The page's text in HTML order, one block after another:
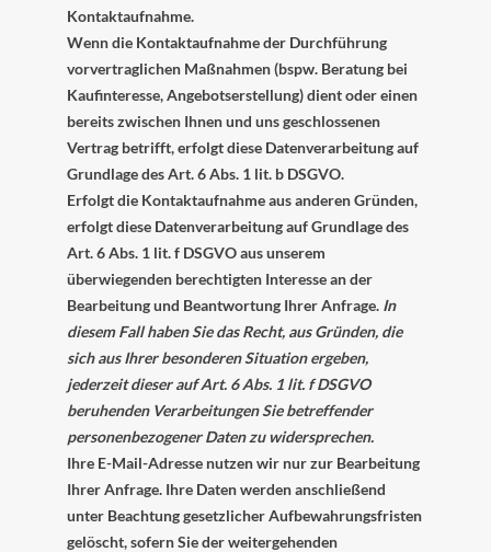
Kontaktaufnahme.
Wenn die Kontaktaufnahme der Durchführung
vorvertraglichen Maßnahmen (bspw. Beratung bei
Kaufinteresse, Angebotserstellung) dient oder einen
bereits zwischen Ihnen und uns geschlossenen
Vertrag betrifft, erfolgt diese Datenverarbeitung auf
Grundlage des Art. 6 Abs. 1 lit. b DSGVO.
Erfolgt die Kontaktaufnahme aus anderen Gründen,
erfolgt diese Datenverarbeitung auf Grundlage des
Art. 6 Abs. 1 lit. f DSGVO aus unserem
überwiegenden berechtigten Interesse an der
Bearbeitung und Beantwortung Ihrer Anfrage. In
diesem Fall haben Sie das Recht, aus Gründen, die
sich aus Ihrer besonderen Situation ergeben,
jederzeit dieser auf Art. 6 Abs. 1 lit. f DSGVO
beruhenden Verarbeitungen Sie betreffender
personenbezogener Daten zu widersprechen.
Ihre E-Mail-Adresse nutzen wir nur zur Bearbeitung
Ihrer Anfrage. Ihre Daten werden anschließend
unter Beachtung gesetzlicher Aufbewahrungsfristen
gelöscht, sofern Sie der weitergehenden